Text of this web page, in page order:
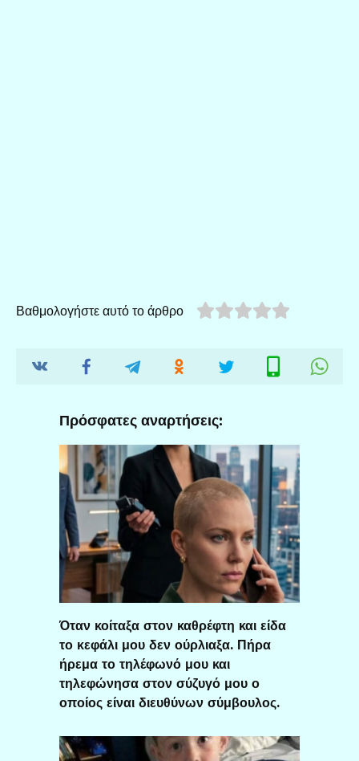
Βαθμολογήστε αυτό το άρθρο
Πρόσφατες αναρτήσεις:
Όταν κοίταξα στον καθρέφτη και είδα
το κεφάλι μου δεν ούρλιαξα. Πήρα
ήρεμα το τηλέφωνό μου και
τηλεφώνησα στον σύζυγό μου ο
οποίος είναι διευθύνων σύμβουλος.